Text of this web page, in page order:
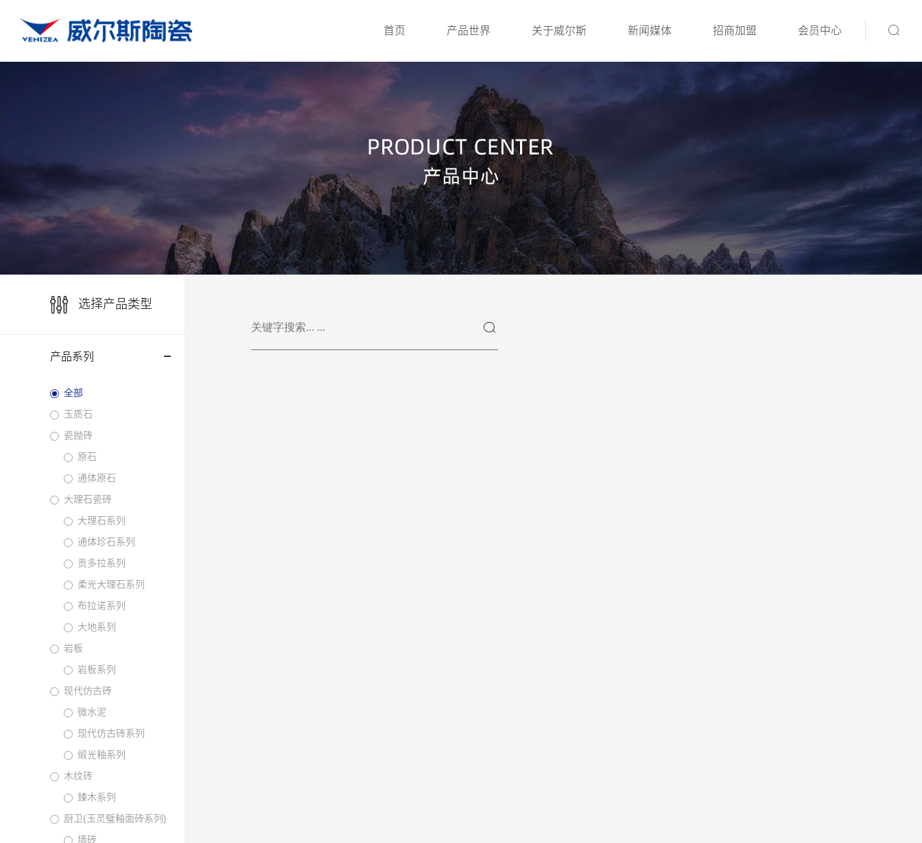
首页 产品世界 关于威尔斯 新闻媒体 招商加盟 会员中心
选择产品类型
产品系列
全部
玉质石
瓷抛砖
原石
通体原石
大理石瓷砖
大理石系列
通体珍石系列
贡多拉系列
柔光大理石系列
布拉诺系列
大地系列
岩板
岩板系列
现代仿古砖
微水泥
现代仿古砖系列
缎光釉系列
木纹砖
臻木系列
厨卫(玉灵璧釉面砖系列)
墙砖